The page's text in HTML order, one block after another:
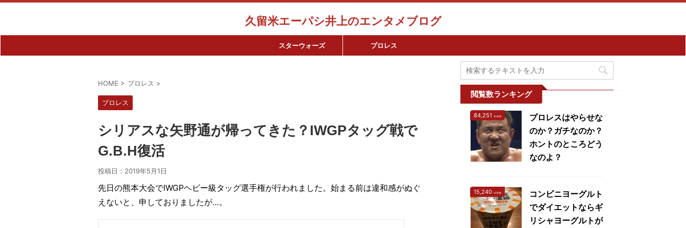
久留米エーパシ井上のエンタメブログ
スターウォーズ プロレス
HOME > プロレス >
プロレス
シリアスな矢野通が帰ってきた？IWGPタッグ戦で
G.B.H復活
投稿日： 2019年5月1日
先日の熊本大会でIWGPヘビー級タッグ選手権が行われました。始まる前は違和感がぬぐ
えないと、申しておりましたが…。
閲覧数ランキング
84,251 view
プロレスはやらせな
のか？ガチなのか？
ホントのところどう
なのよ？
15,240 view
コンビニヨーグルト
でダイエットならギ
リシャヨーグルトが